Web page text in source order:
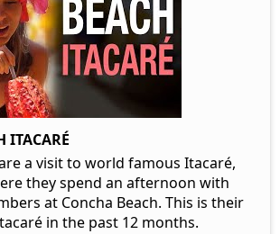
ITACARÉ
a visit to world famous Itacaré,
they spend an afternoon with
at Concha Beach. This is their
in the past 12 months.